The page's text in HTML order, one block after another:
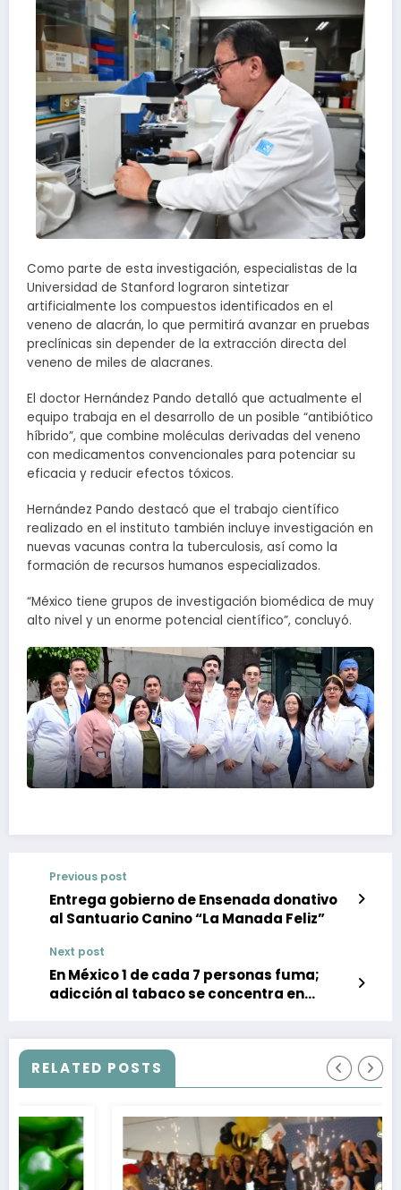
Como parte de esta investigación, especialistas de la
Universidad de Stanford lograron sintetizar
artificialmente los compuestos identificados en el
veneno de alacrán, lo que permitirá avanzar en pruebas
preclínicas sin depender de la extracción directa del
veneno de miles de alacranes.
El doctor Hernández Pando detalló que actualmente el
equipo trabaja en el desarrollo de un posible “antibiótico
híbrido”, que combine moléculas derivadas del veneno
con medicamentos convencionales para potenciar su
eficacia y reducir efectos tóxicos.
Hernández Pando destacó que el trabajo científico
realizado en el instituto también incluye investigación en
nuevas vacunas contra la tuberculosis, así como la
formación de recursos humanos especializados.
“México tiene grupos de investigación biomédica de muy
alto nivel y un enorme potencial científico”, concluyó.
Previous post
Entrega gobierno de Ensenada donativo
al Santuario Canino “La Manada Feliz”
Next post
En México 1 de cada 7 personas fuma;
adicción al tabaco se concentra en
RELATED POSTS